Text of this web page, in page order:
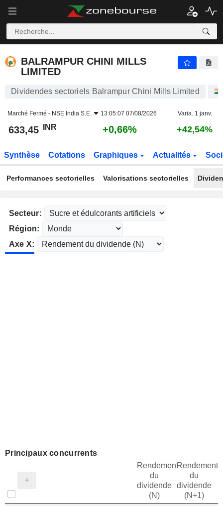
BALRAMPUR CHINI MILLS
LIMITED
Dividendes sectoriels Balrampur Chini Mills Limited
Marché Fermé - NSE India S.E. 13:05:07 07/08/2026 Varia. 1 janv.
633,45 INR +0,66% +42,54%
Synthèse Cotations Graphiques Actualités
Performances sectorielles Valorisations sectorielles
Secteur:
Région:
Axe X:
Principaux concurrents
Rendement
du
dividende
(N)
Rendement
du
dividende
(N+1)